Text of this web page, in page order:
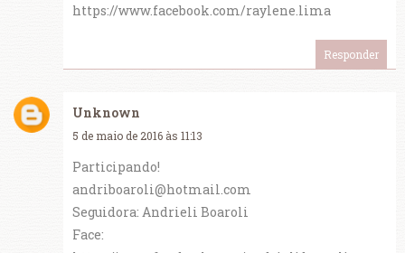
https://www.facebook.com/raylene.lima
Responder
Unknown
5 de maio de 2016 às 11:13
Participando!
andriboaroli@hotmail.com
Seguidora: Andrieli Boaroli
Face: